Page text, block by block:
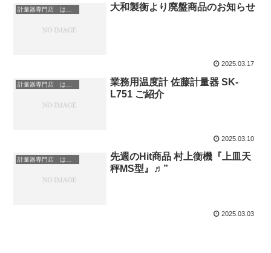
計量器専門店 はかりの三和屋 大和製衡より廃盤商品のお知らせ
2025.03.17
業務用温度計 佐藤計量器 SK-
L751 ご紹介
2025.03.10
先週のHit商品 村上衡機『上皿天
秤MS型』♬”
2025.03.03